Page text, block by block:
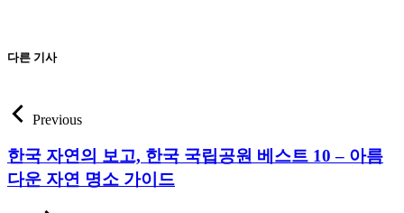
다른 기사
Previous
한국 자연의 보고, 한국 국립공원 베스트 10 – 아름
다운 자연 명소 가이드